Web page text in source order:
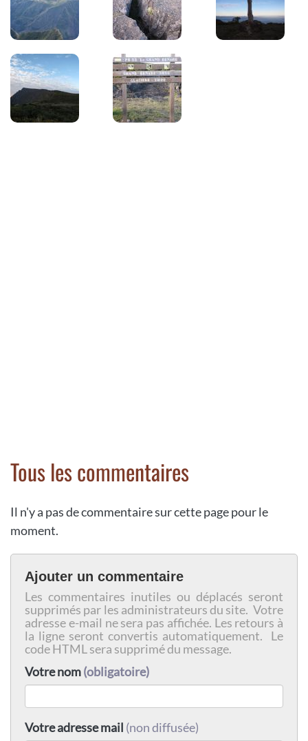
Tous les commentaires
Il n'y a pas de commentaire sur cette page pour le
moment.
Ajouter un commentaire
Les commentaires inutiles ou déplacés seront
supprimés par les administrateurs du site. Votre
adresse e-mail ne sera pas affichée. Les retours à
la ligne seront convertis automatiquement. Le
code HTML sera supprimé du message.
Votre nom(obligatoire)
Votre adresse mail (non diffusée)